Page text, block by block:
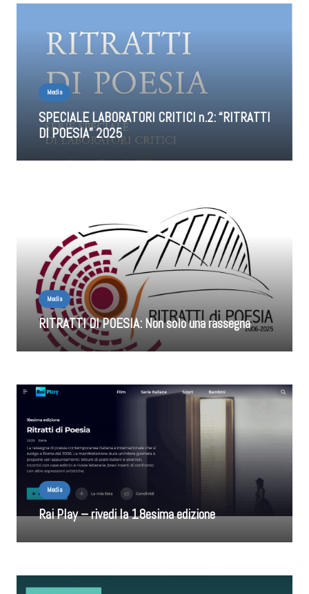
Media
SPECIALE LABORATORI CRITICI n.2: “RITRATTI
DI POESIA” 2025
Media
RITRATTI DI POESIA: Non solo una rassegna
Media
Rai Play – rivedi la 18esima edizione